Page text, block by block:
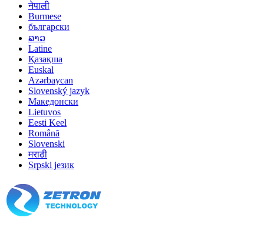
नेपाली
Burmese
български
ລາວ
Latine
Қазақша
Euskal
Azərbaycan
Slovenský jazyk
Македонски
Lietuvos
Eesti Keel
Română
Slovenski
मराठी
Srpski језик